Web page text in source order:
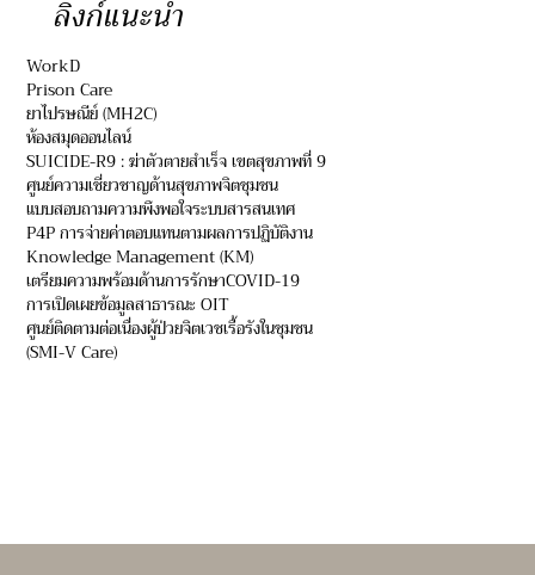
ลิงก์แนะนำ
WorkD
Prison Care
ยาไปรษณีย์ (MH2C)
ห้องสมุดออนไลน์
SUICIDE-R9 : ฆ่าตัวตายสำเร็จ เขตสุขภาพที่ 9
ศูนย์ความเชี่ยวชาญด้านสุขภาพจิตชุมชน
แบบสอบถามความพึงพอใจระบบสารสนเทศ
P4P การจ่ายค่าตอบแทนตามผลการปฏิบัติงาน
Knowledge Management (KM)
เตรียมความพร้อมด้านการรักษาCOVID-19
การเปิดเผยข้อมูลสาธารณะ OIT
ศูนย์ติดตามต่อเนื่องผู้ป่วยจิตเวชเรื้อรังในชุมชน
(SMI-V Care)